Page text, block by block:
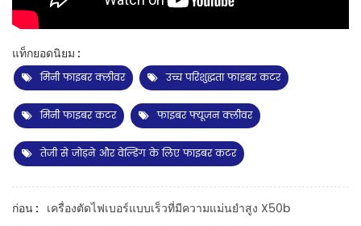
แท็กยอดนิยม :
मिनी फाइबर क्लीवर
उच्च परिशुद्धता फाइबर कटर
मिनी फाइबर कटर फाइबर फ्यूजन क्लीवर
तेजी से जोड़ने और वेल्डिंग के लिए फाइबर कटर
ก่อน : เครื่องตัดไฟเบอร์แบบเร็วที่มีความแม่นยำสูง X50b